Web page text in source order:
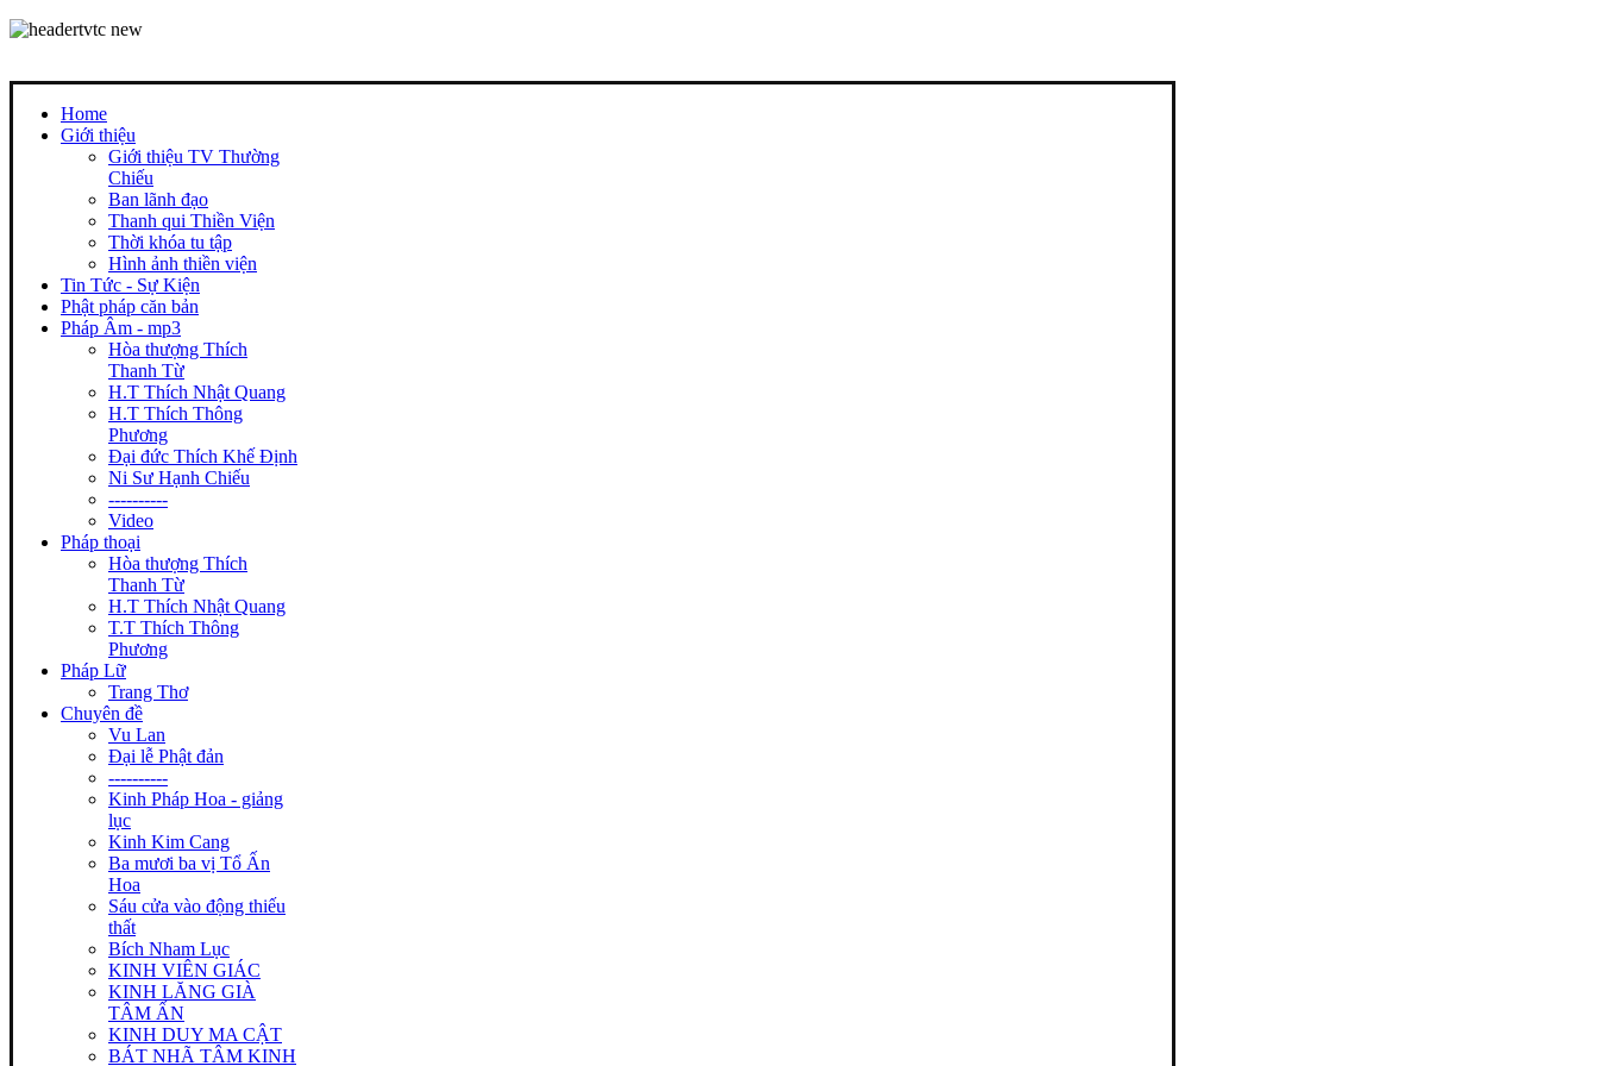
Home
Giới thiệu
Giới thiệu TV Thường
Chiếu
Ban lãnh đạo
Thanh qui Thiền Viện
Thời khóa tu tập
Hình ảnh thiền viện
Tin Tức - Sự Kiện
Phật pháp căn bản
Pháp Âm - mp3
Hòa thượng Thích
Thanh Từ
H.T Thích Nhật Quang
H.T Thích Thông
Phương
Đại đức Thích Khế Định
Ni Sư Hạnh Chiếu
----------
Video
Pháp thoại
Hòa thượng Thích
Thanh Từ
H.T Thích Nhật Quang
T.T Thích Thông
Phương
Pháp Lữ
Trang Thơ
Chuyên đề
Vu Lan
Đại lễ Phật đản
----------
Kinh Pháp Hoa - giảng
lục
Kinh Kim Cang
Ba mươi ba vị Tổ Ấn
Hoa
Sáu cửa vào động thiếu
thất
Bích Nham Lục
KINH VIÊN GIÁC
KINH LĂNG GIÀ
TÂM ẤN
KINH DUY MA CẬT
BÁT NHÃ TÂM KINH